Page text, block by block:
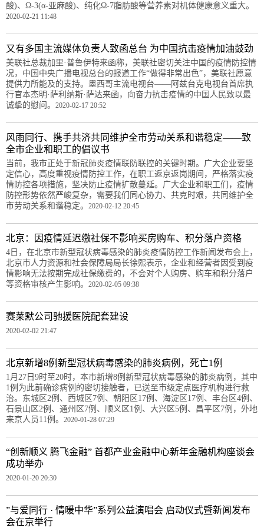
酸)、Ω-3(α-亚麻酸)、纯化Ω-7脂肪酸等营养素对机体健康意义重大。
2020-02-21 11:48
又有多国主流媒体负责人致函总台 为中国抗击疫情加油鼓劲
美联社总裁加里·普鲁伊特来函称，美联社密切关注中国的疫情防控情
况，中国中央广播电视总台的报道工作“做得非常出色”，美联社愿意
提供力所能及的支持。墨西哥主流电视台——阿兹台克电视台首席执
行官本杰明·萨利纳斯·萨达来函，向奋力抗击疫情的中国人民致以最
诚挚的慰问。 2020-02-17 20:52
风雨同行、携手共济共同维护全市劳动关系和谐稳定——致
全市企业和职工的倡议书
当前，我市正处于新冠肺炎疫情联防联控的关键时期。广大企业要坚
定信心，高度重视疫情防控工作，在职工返京返岗期间，严格落实疫
情防控各项措施，坚决防止疫情扩散蔓延。广大企业和职工们，疫情
防控形势依然严峻复杂，需要我们同心协力、共克时艰，共同维护全
市劳动关系和谐稳定。 2020-02-12 20:45
北京：因疫情延迟缴社保不影响买房购车、积分落户资格
4日，在北京市新型冠状病毒感染的肺炎疫情防控工作新闻发布会上，
北京市人力资源和社会保障局局长徐熙表示，企业和经营者因受到疫
情影响无法按期完成社保缴费的，不会对个人购房、购车和积分落户
等资格审核产生影响。 2020-02-05 09:38
赛莱默公司驰援医院配套建设
2020-02-02 21:47
北京新增8例新型冠状病毒感染的肺炎病例，死亡1例
1月27日9时至20时，本市新增8例新型冠状病毒感染的肺炎病例，其中
1例为此前确诊病例的密切接触者，已送至市级定点医疗机构进行救
治。东城区2例、西城区7例、朝阳区17例、海淀区17例、丰台区4例、
石景山区2例、通州区7例、顺义区1例、大兴区5例、昌平区7例，外地
来京人员11例。 2020-01-28 07:29
“创新顺义 腾飞金融” 首都产业金融中心新年金融机构座谈会
成功举办
2020-01-20 20:30
”与爱同行 · 情暖中华”系列公益演唱会 启动仪式暨新闻发布
会在京举行